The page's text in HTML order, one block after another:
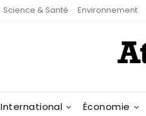
Science & Santé Environnement
International Économie